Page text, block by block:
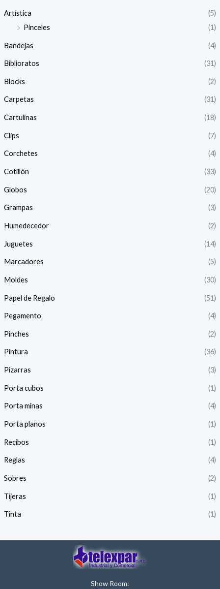
Artística
(5)
Pinceles
(1)
Bandejas (4)
Biblioratos (31)
Blocks (2)
Carpetas (31)
Cartulinas (18)
Clips (7)
Corchetes (4)
Cotillón (33)
Globos (20)
Grampas (3)
Humedecedor (2)
Juguetes (14)
Marcadores (5)
Moldes (30)
Papel de Regalo (51)
Pegamento (4)
Pinches (2)
Pintura (36)
Pizarras (3)
Porta cubos (1)
Porta minas (4)
Porta planos (1)
Recibos (1)
Reglas (4)
Sobres (2)
Tijeras (1)
Tinta (1)
Show Room: